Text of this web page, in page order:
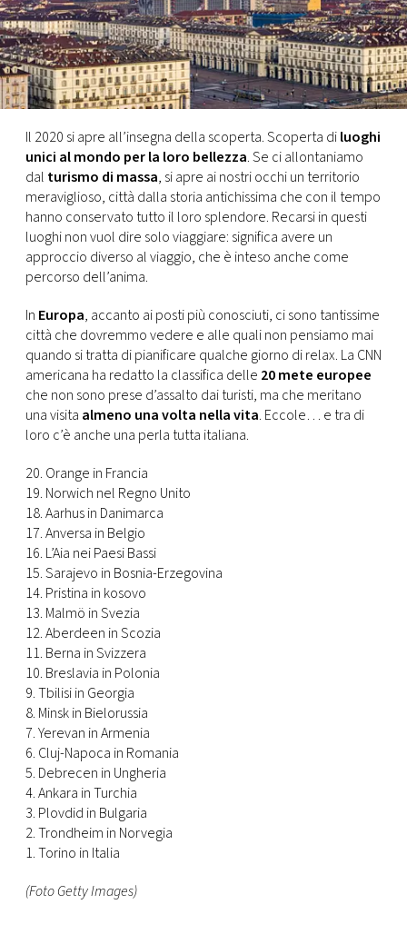
PRINCIPATO
DI
MONACO
CONSIGLIA
Il 2020 si apre all’insegna della scoperta. Scoperta diluoghi
unici al mondo per la loro bellezza. Se ci allontaniamo
dal turismo di massa, si apre ai nostri occhi un territorio
meraviglioso, città dalla storia antichissima che con il tempo
hanno conservato tutto il loro splendore. Recarsi in questi
luoghi non vuol dire solo viaggiare: significa avere un
approccio diverso al viaggio, che è inteso anche come
percorso dell’anima.
In Europa, accanto ai posti più conosciuti, ci sono tantissime
città che dovremmo vedere e alle quali non pensiamo mai
quando si tratta di pianificare qualche giorno di relax. La CNN
americana ha redatto la classifica delle 20 mete europee
che non sono prese d’assalto dai turisti, ma che meritano
una visita almeno una volta nella vita. Eccole… e tra di
loro c’è anche una perla tutta italiana.
20. Orange in Francia
19. Norwich nel Regno Unito
18. Aarhus in Danimarca
17. Anversa in Belgio
16. L’Aia nei Paesi Bassi
15. Sarajevo in Bosnia-Erzegovina
14. Pristina in kosovo
13. Malmö in Svezia
12. Aberdeen in Scozia
11. Berna in Svizzera
10. Breslavia in Polonia
9. Tbilisi in Georgia
8. Minsk in Bielorussia
7. Yerevan in Armenia
6. Cluj-Napoca in Romania
5. Debrecen in Ungheria
4. Ankara in Turchia
3. Plovdid in Bulgaria
2. Trondheim in Norvegia
1. Torino in Italia
(Foto Getty Images)